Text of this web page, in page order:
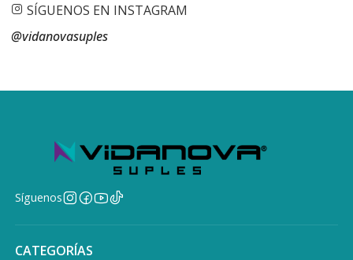
SÍGUENOS EN INSTAGRAM
@vidanovasuples
Síguenos
CATEGORÍAS